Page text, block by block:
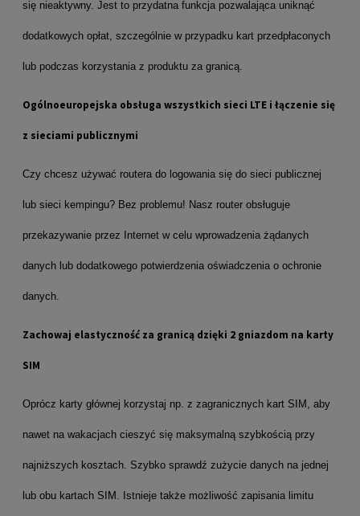
się nieaktywny. Jest to przydatna funkcja pozwalająca uniknąć
dodatkowych opłat, szczególnie w przypadku kart przedpłaconych
lub podczas korzystania z produktu za granicą.
Ogólnoeuropejska obsługa wszystkich sieci LTE i łączenie się
z sieciami publicznymi
Czy chcesz używać routera do logowania się do sieci publicznej
lub sieci kempingu? Bez problemu! Nasz router obsługuje
przekazywanie przez Internet w celu wprowadzenia żądanych
danych lub dodatkowego potwierdzenia oświadczenia o ochronie
danych.
Zachowaj elastyczność za granicą dzięki 2 gniazdom na karty
SIM
Oprócz karty głównej korzystaj np. z zagranicznych kart SIM, aby
nawet na wakacjach cieszyć się maksymalną szybkością przy
najniższych kosztach. Szybko sprawdź zużycie danych na jednej
lub obu kartach SIM. Istnieje także możliwość zapisania limitu